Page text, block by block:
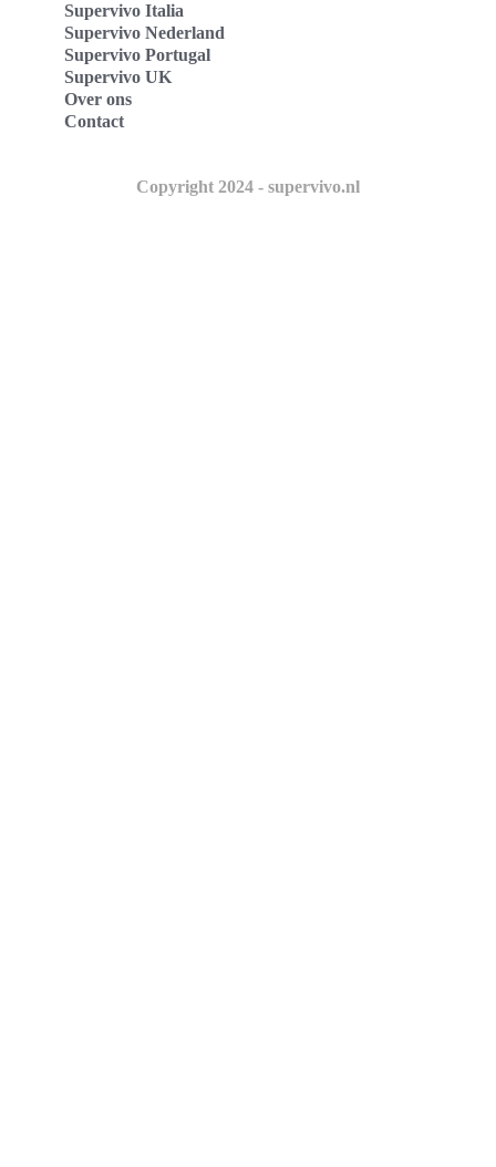
Supervivo Italia
Supervivo Nederland
Supervivo Portugal
Supervivo UK
Over ons
Contact
Copyright 2024 - supervivo.nl